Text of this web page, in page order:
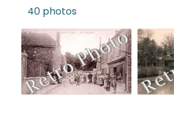
40 photos